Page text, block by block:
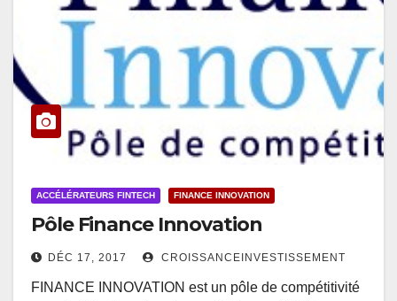
ACCÉLÉRATEURS FINTECH FINANCE INNOVATION
Pôle Finance Innovation
DÉC 17, 2017 CROISSANCEINVESTISSEMENT
FINANCE INNOVATION est un pôle de compétitivité